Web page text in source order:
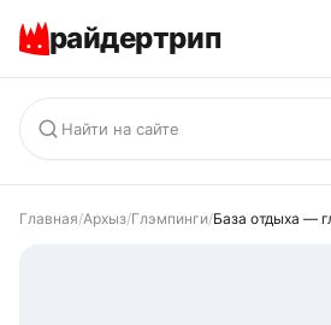
райдертрип
Главная/Архыз/Глэмпинги/База отдыха —